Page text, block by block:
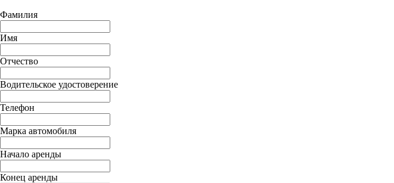
Фамилия
Имя
Отчество
Водительское удостоверение
Телефон
Марка автомобиля
Начало аренды
Конец аренды